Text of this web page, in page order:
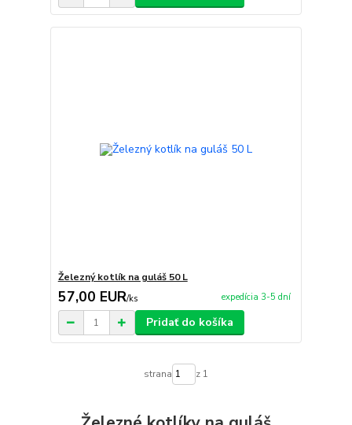
Železný kotlík na guláš 50 L
57,00 EUR/ks expedícia 3-5 dní
Pridať do košíka
strana z 1